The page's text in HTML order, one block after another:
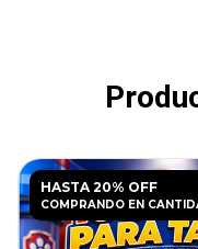
HASTA 20% OFF
COMPRANDO EN